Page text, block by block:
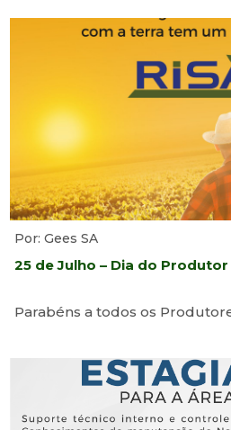
Por: Gees SA
25 de Julho – Dia do Produtor
Parabéns a todos os